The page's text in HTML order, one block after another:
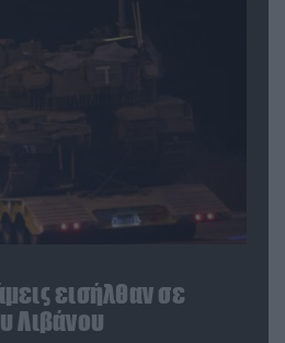
εισήλθαν σε
Λιβάνου